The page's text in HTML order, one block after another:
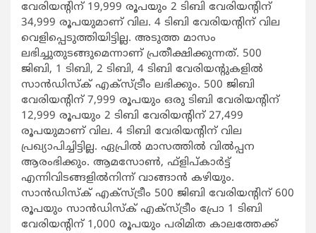
വേരിയന്റിന് 19,999 രൂപയും 2 ടിബി വേരിയന്റിന്
34,999 രൂപയുമാണ് വില. 4 ടിബി വേരിയന്റിന് വില
വെളിപ്പെടുത്തിയിട്ടില്ല. അടുത്ത മാസം
ലഭിച്ചുതുടങ്ങുമെന്നാണ് പ്രതീക്ഷിക്കുന്നത്. 500
ജിബി, 1 ടിബി, 2 ടിബി, 4 ടിബി വേരിയന്റുകളില്‍
സാന്‍ഡിസ്‌ക് എക്‌സ്ട്രീം ലഭിക്കും. 500 ജിബി
വേരിയന്റിന് 7,999 രൂപയും ഒരു ടിബി വേരിയന്റിന്
12,999 രൂപയും 2 ടിബി വേരിയന്റിന് 27,499
രൂപയുമാണ് വില. 4 ടിബി വേരിയന്റിന് വില
പ്രഖ്യാപിച്ചിട്ടില്ല. ഏപ്രില്‍ മാസത്തില്‍ വില്‍പ്പന
ആരംഭിക്കും. ആമസോണ്‍, ഫ്‌ളിപ്കാര്‍ട്ട്
എന്നിവിടങ്ങളില്‍നിന്ന് വാങ്ങാന്‍ കഴിയും.
സാന്‍ഡിസ്‌ക് എക്‌സ്ട്രീം 500 ജിബി വേരിയന്റിന് 600
രൂപയും സാന്‍ഡിസ്‌ക് എക്‌സ്ട്രീം പ്രോ 1 ടിബി
വേരിയന്റിന് 1,000 രൂപയും പരിമിത കാലത്തേക്ക്